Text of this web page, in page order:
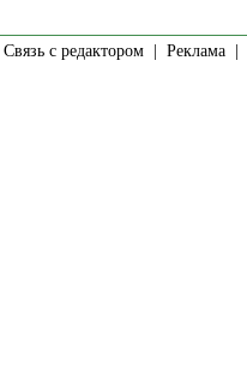
Связь с редактором| Реклама|